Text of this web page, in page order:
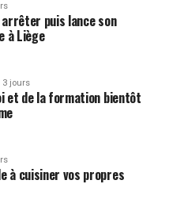
puis lance son
à Liège
3 jours
et de la formation bientôt
à cuisiner vos propres